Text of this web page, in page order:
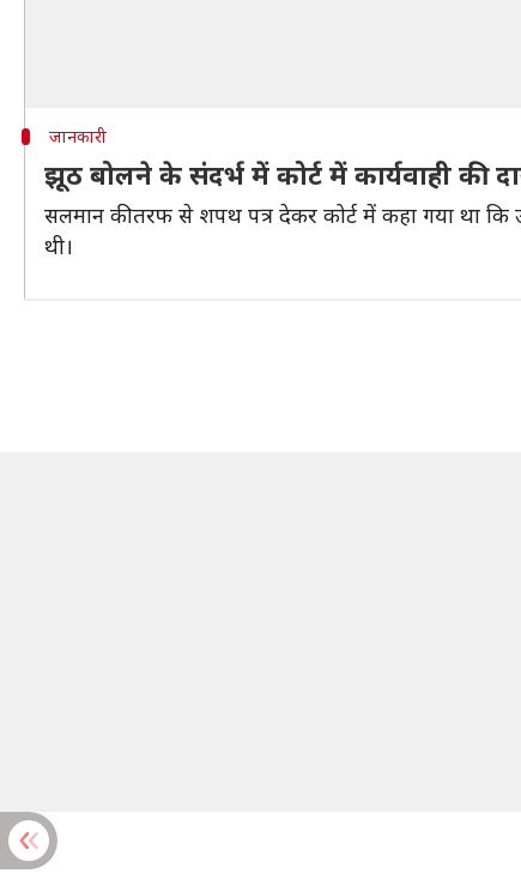
जानकारी
झूठ बोलने के संदर्भ में कोर्ट में कार्यवाही की
सलमान की तरफ से शपथ पत्र देकर कोर्ट में कहा गया था कि
थी।